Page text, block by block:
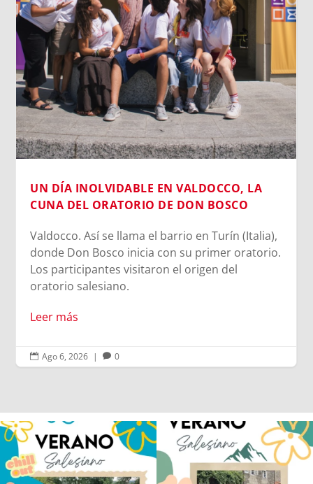
Cada vez que jugamos con la inteligencia
artificial subiendo nuestra imagen para generar
un avatar gracioso, en el fondo estamos
cediendo una parte de nuestra identidad. El
escaneo facial no es un simple pasatiempo
inofensivo; nuestra cara es una seña de
identidad...
Leer más
 Ago 6, 2026 | 
Los alumnos de 6º de Primaria, 1º y 2º
de la ESO...
145 2
La diversión y la alegría también se han
sentido...
95 0